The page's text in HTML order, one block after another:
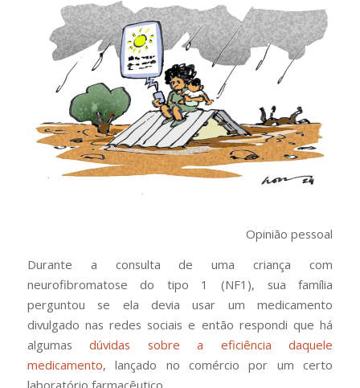
Opinião pessoal
Durante a consulta de uma criança com
neurofibromatose do tipo 1 (NF1), sua família
perguntou se ela devia usar um medicamento
divulgado nas redes sociais e então respondi que há
algumasdúvidas sobre a eficiência daquele
medicamento, lançado no comércio por um certo
laboratório farmacêutico.